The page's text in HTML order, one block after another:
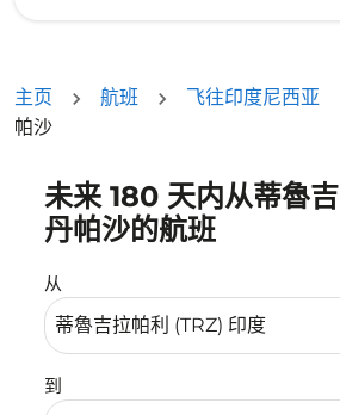
主页 航班 飞往印度尼西亚
帕沙
未来 180 天内从蒂魯
丹帕沙的航班
从
到
没有符合您的筛选条件的机票。请